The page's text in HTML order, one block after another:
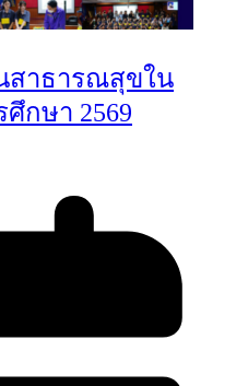
สาธารณสุขใน
ศึกษา 2569